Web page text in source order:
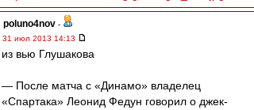
poluno4nov -
31 июл 2013 14:13
из вью Глушакова
— После матча с «Динамо» владелец
«Спартака» Леонид Федун говорил о джек-